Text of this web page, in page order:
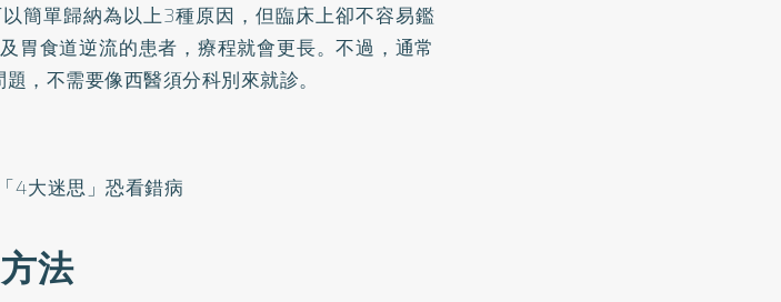
簡單歸納為以上3種原因，但臨床上卻不容易鑑
胃食道逆流的患者，療程就會更長。不過，通常
，不需要像西醫須分科別來就診。
4大迷思」恐看錯病
法